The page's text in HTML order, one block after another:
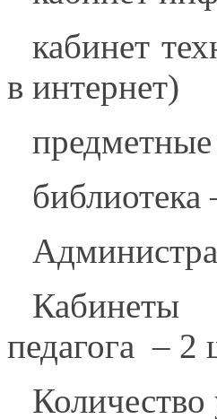
кабинет
в интернет)
библиотека
Кабинеты
педагога – 2